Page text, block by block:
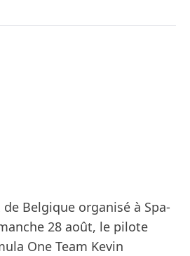
Belgique organisé à Spa-
28 août, le pilote
One Team Kevin